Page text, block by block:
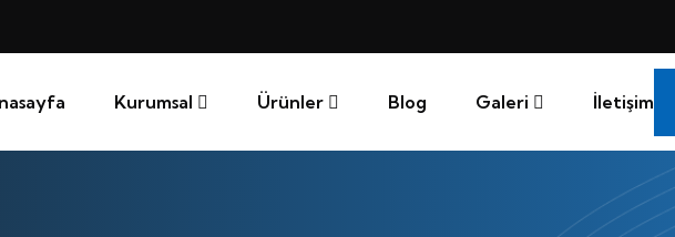
Kurumsal Ürünler Blog Galeri İletişim